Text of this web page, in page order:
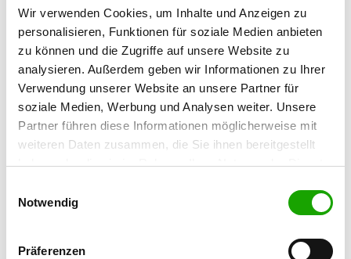
Wir verwenden Cookies, um Inhalte und Anzeigen zu
personalisieren, Funktionen für soziale Medien anbieten
zu können und die Zugriffe auf unsere Website zu
analysieren. Außerdem geben wir Informationen zu Ihrer
Verwendung unserer Website an unsere Partner für
soziale Medien, Werbung und Analysen weiter. Unsere
Partner führen diese Informationen möglicherweise mit
weiteren Daten zusammen, die Sie ihnen bereitgestellt
haben oder die sie im Rahmen Ihrer Nutzung der Dienste
Cookies, wenn Sie unsere Webseite weiterhin nutzen.
Notwendig
Präferenzen
Details
65335 Eltville am Rhein
OG - Wiesbaden-Bierstadt
Nauroder Str.
65191 Wiesbaden-Bierstadt
55252 Gemarkung am